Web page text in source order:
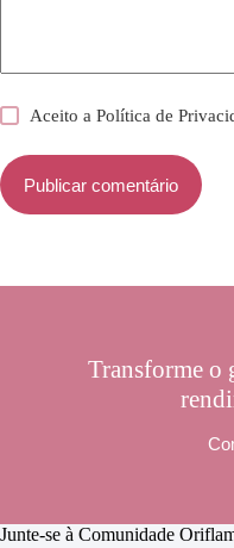
Aceito aPolítica de
Publicar comentário
Transforme o
Junte-se à Comunidade